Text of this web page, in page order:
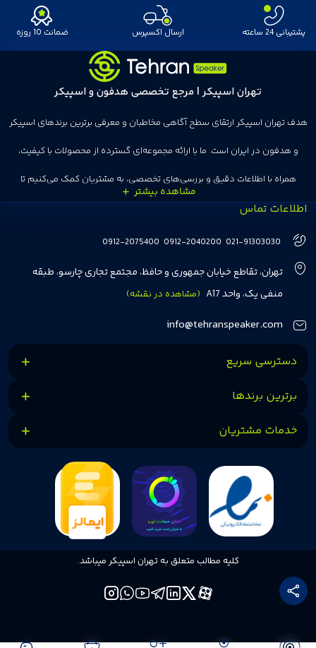
پشتیبانی 24 ساعته ارسال اکسپرس ضمانت 10 روزه
تهران اسپیکر | مرجع تخصصی هدفون و اسپیکر
هدف تهران اسپیکر ارتقای سطح آگاهی مخاطبان و معرفی برترین برندهای اسپیکر
و هدفون در ایران است. ما با ارائه مجموعه‌ای گسترده از محصولات با کیفیت،
همراه با اطلاعات دقیق و بررسی‌های تخصصی، به مشتریان کمک می‌کنیم تا
انتخاب‌های درست و هوشمندانه‌ای داشته باشند. تهران اسپیکر با تجربه‌ای بیش از
هفت سال در این زمینه، بر ایجاد تجربه خریدی آسان، سریع و مطمئن تمرکز دارد تا
مشتریان بتوانند با خیالی آسوده از انتخاب خود لذت ببرند. ما به رضایت و اعتماد
مشتریان اهمیت می‌دهیم و همواره در تلاشیم تا بهترین‌ها را برای آن‌ها فراهم
کنیم.
اطلاعات تماس
021-91303030
0912-2040200
0912-2075400
تهران، تقاطع خیابان جمهوری و حافظ، مجتمع تجاری چارسو، طبقه
منفی یک، واحد A17
(مشاهده در نقشه)
info@tehranspeaker.com
دسترسی سریع
برترین برندها
خدمات مشتریان
کلیه مطالب متعلق به تهران اسپیکر میباشد.